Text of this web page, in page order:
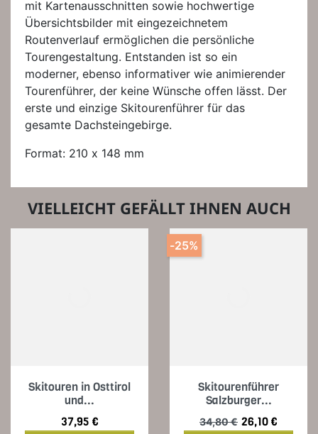
mit Kartenausschnitten sowie hochwertige
Übersichtsbilder mit eingezeichnetem
Routenverlauf ermöglichen die persönliche
Tourengestaltung. Entstanden ist so ein
moderner, ebenso informativer wie animierender
Tourenführer, der keine Wünsche offen lässt. Der
erste und einzige Skitourenführer für das
gesamte Dachsteingebirge.
Format: 210 x 148 mm
VIELLEICHT GEFÄLLT IHNEN AUCH
Skitouren in Osttirol
und...
Preis
37,95 €
Skitourenführer
Salzburger...
Verkaufspreis
34,80 € Preis
26,10 €
-25%